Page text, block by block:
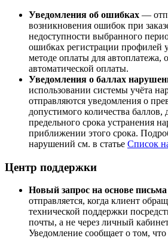
Уведомления об ошибках —
возникновения ошибок при
недоступности выбранного
ошибках регистрации профилей
методе оплаты для автоплатежа,
автоматической оплаты.
Уведомления о баллах
использовании системы учёта
отправляются уведомления о
допустимого количества баллов,
предельного срока устранения
приближении этого срока.
нарушений см. в статье Список
Центр поддержки
Новый запрос на основе письма
отправляется, когда клиент
технической поддержки
почты, а не через личный
Уведомление сообщает о том,